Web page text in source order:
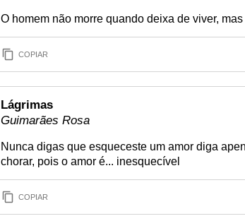
O homem não morre quando deixa de viver,
COPIAR
Lágrimas
Guimarães Rosa
Nunca digas que esqueceste um amor diga
chorar, pois o amor é... inesquecível
COPIAR